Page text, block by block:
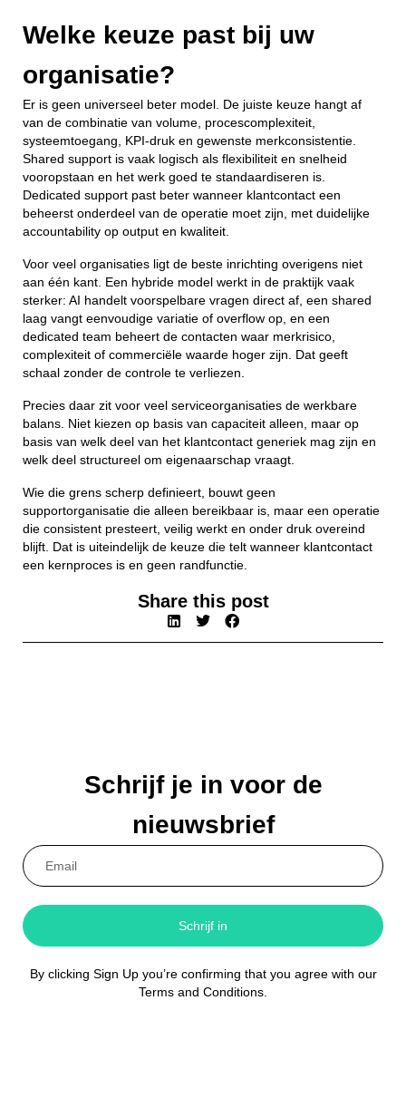
Welke keuze past bij uw
organisatie?
Er is geen universeel beter model. De juiste keuze hangt af
van de combinatie van volume, procescomplexiteit,
systeemtoegang, KPI-druk en gewenste merkconsistentie.
Shared support is vaak logisch als flexibiliteit en snelheid
vooropstaan en het werk goed te standaardiseren is.
Dedicated support past beter wanneer klantcontact een
beheerst onderdeel van de operatie moet zijn, met duidelijke
accountability op output en kwaliteit.
Voor veel organisaties ligt de beste inrichting overigens niet
aan één kant. Een hybride model werkt in de praktijk vaak
sterker: AI handelt voorspelbare vragen direct af, een shared
laag vangt eenvoudige variatie of overflow op, en een
dedicated team beheert de contacten waar merkrisico,
complexiteit of commerciële waarde hoger zijn. Dat geeft
schaal zonder de controle te verliezen.
Precies daar zit voor veel serviceorganisaties de werkbare
balans. Niet kiezen op basis van capaciteit alleen, maar op
basis van welk deel van het klantcontact generiek mag zijn en
welk deel structureel om eigenaarschap vraagt.
Wie die grens scherp definieert, bouwt geen
supportorganisatie die alleen bereikbaar is, maar een operatie
die consistent presteert, veilig werkt en onder druk overeind
blijft. Dat is uiteindelijk de keuze die telt wanneer klantcontact
een kernproces is en geen randfunctie.
Share this post
Schrijf je in voor de
nieuwsbrief
Schrijf in
By clicking Sign Up you’re confirming that you agree with our
Terms and Conditions.